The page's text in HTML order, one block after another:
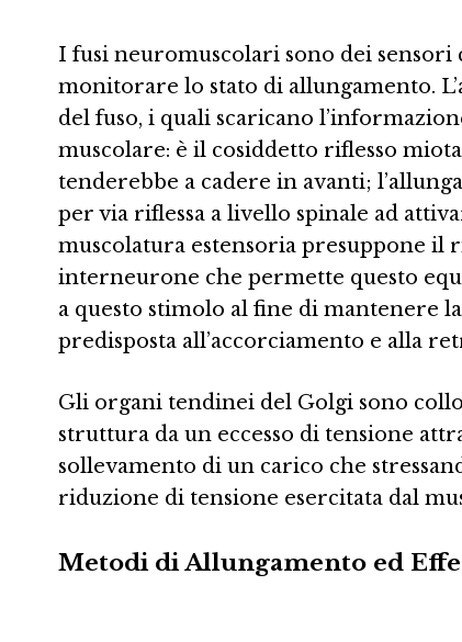
I fusi neuromuscolari sono dei
monitorare lo stato di allungamento.
del fuso, i quali scaricano
muscolare: è il cosiddetto riflesso
tenderebbe a cadere in avanti;
per via riflessa a livello spinale ad
muscolatura estensoria presuppone il
interneurone che permette questo
a questo stimolo al fine di mantenere
predisposta all’accorciamento e alla
Gli organi tendinei del Golgi sono
struttura da un eccesso di tensione
sollevamento di un carico che
riduzione di tensione esercitata dal
Metodi di Allungamento ed